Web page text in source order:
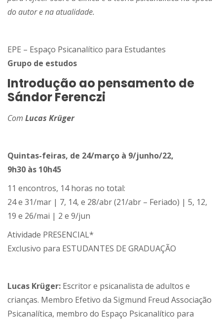
do autor e na atualidade.
EPE – Espaço Psicanalítico para Estudantes
Grupo de estudos
Introdução ao pensamento de
Sándor Ferenczi
Com Lucas Krüger
Quintas-feiras, de 24/março à 9/junho/22,
9h30 às 10h45
11 encontros, 14 horas no total:
24 e 31/mar | 7, 14, e 28/abr (21/abr – Feriado) | 5, 12,
19 e 26/mai | 2 e 9/jun
Atividade PRESENCIAL*
Exclusivo para ESTUDANTES DE GRADUAÇÃO
Lucas Krüger: Escritor e psicanalista de adultos e
crianças. Membro Efetivo da Sigmund Freud Associação
Psicanalítica, membro do Espaço Psicanalítico para